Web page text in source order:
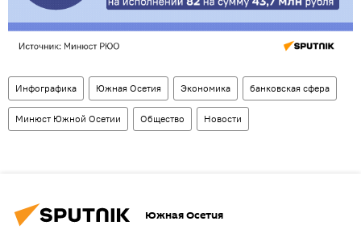
Инфографика Южная Осетия Экономика банковская сфера
Минюст Южной Осетии Общество Новости
Южная Осетия